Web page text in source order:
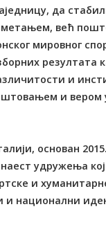
да
већ
мировног
резултата
и
и вером
основан
удружења
и
и национални